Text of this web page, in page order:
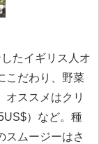
たイギリス人オ
こだわり、野菜
オススメはクリ
）など。種
スムージーはさ